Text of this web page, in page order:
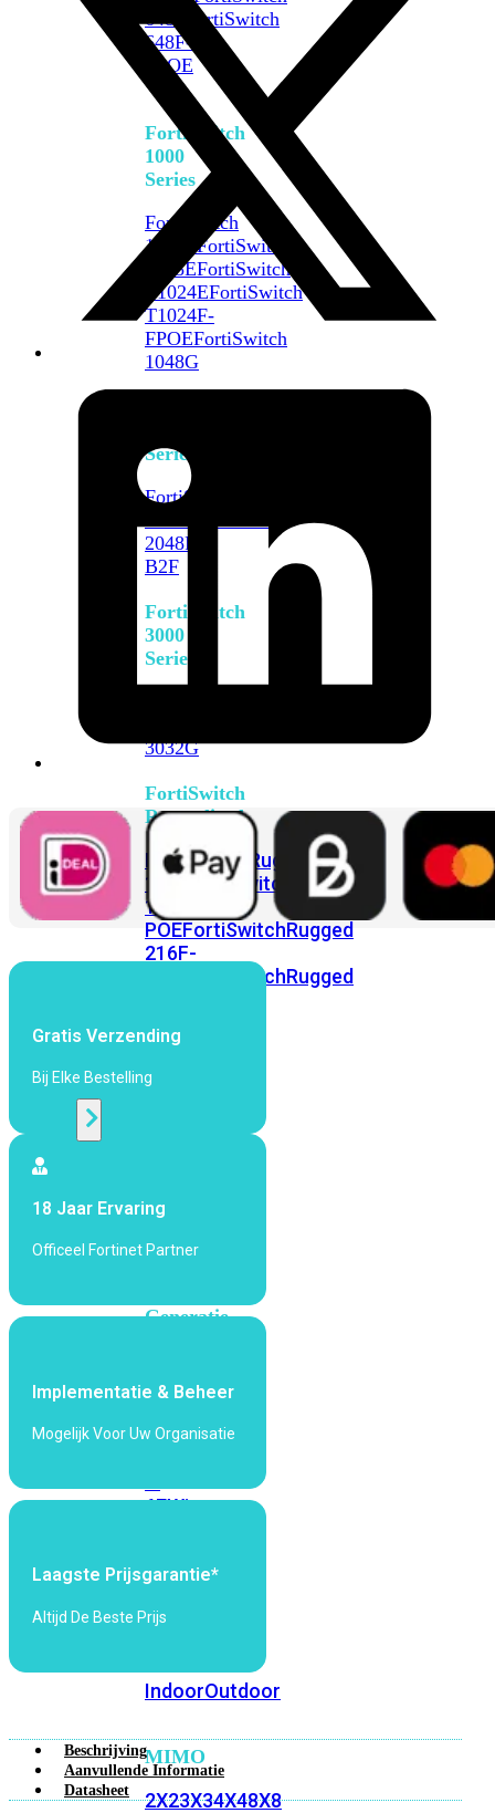
648F
FortiSwitch
648F-
FPOE
FortiSwitch
1000
Series
FortiSwitch
1024E FortiSwitch
1048EFortiSwitch
T1024EFortiSwitch
T1024F-
FPOEFortiSwitch
1048G
Series
FortiSwitch
2048F-
B2F
FortiSwitch
3000
Series
3032G
FortiSwitch
Ruggedized
FortiSwitchRugged
108F
FortiSwitchRugged
112F-
POEFortiSwitchRugged
216F-
FortiSwitchRugged
WiFi
Points
Generatie
Fi
Fi
6EWi-
Fi
IndoorOutdoor
MIMO
2X23X34X48X8
Gratis Verzending
Bij Elke Bestelling
18 Jaar Ervaring
Officeel Fortinet Partner
Implementatie & Beheer
Mogelijk Voor Uw Organisatie
Laagste Prijsgarantie*
Altijd De Beste Prijs
Beschrijving
Aanvullende Informatie
Datasheet